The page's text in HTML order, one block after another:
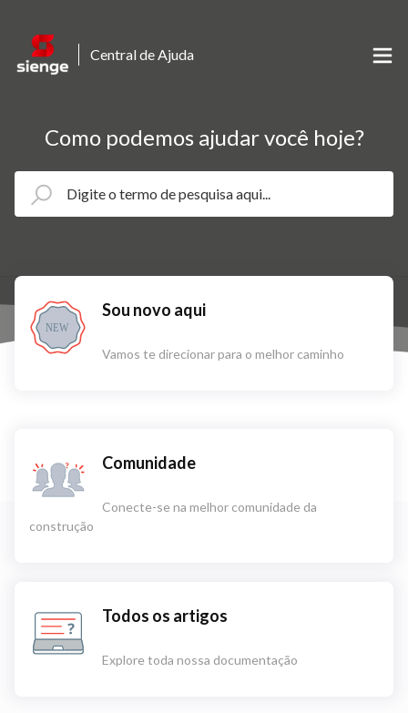
Central de Ajuda
Como podemos ajudar você hoje?
NEW
Sou novo aqui
Vamos te direcionar para o melhor caminho
Comunidade
Conecte-se na melhor comunidade da
construção
Todos os artigos
Explore toda nossa documentação